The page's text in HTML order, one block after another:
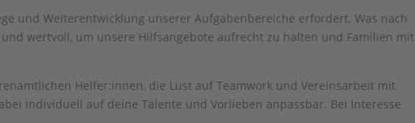
und Weiterentwicklung unserer Aufgabenbereiche erfordert. Was nach
wertvoll, um unsere Hilfsangebote aufrecht zu halten und Familien mit
Helfer:innen, die Lust auf Teamwork und Vereinsarbeit mit
individuell auf deine Talente und Vorlieben anpassbar. Bei Interesse